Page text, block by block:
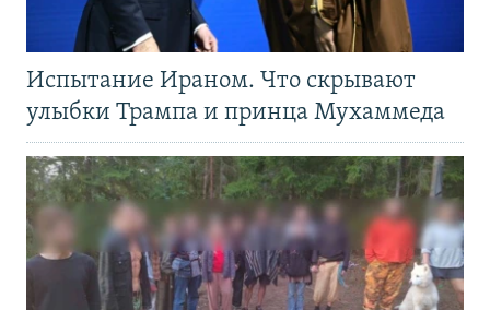
Испытание Ираном. Что скрывают
улыбки Трампа и принца Мухаммеда